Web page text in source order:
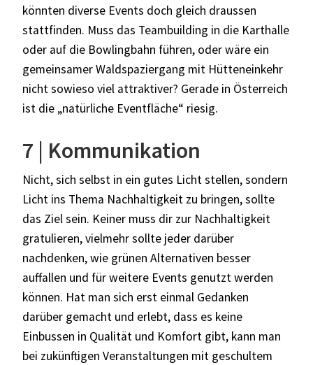
könnten diverse Events doch gleich draussen
stattfinden. Muss das Teambuilding in die Karthalle
oder auf die Bowlingbahn führen, oder wäre ein
gemeinsamer Waldspaziergang mit Hütteneinkehr
nicht sowieso viel attraktiver? Gerade in Österreich
ist die „natürliche Eventfläche“ riesig.
7 | Kommunikation
Nicht, sich selbst in ein gutes Licht stellen, sondern
Licht ins Thema Nachhaltigkeit zu bringen, sollte
das Ziel sein. Keiner muss dir zur Nachhaltigkeit
gratulieren, vielmehr sollte jeder darüber
nachdenken, wie grünen Alternativen besser
auffallen und für weitere Events genutzt werden
können. Hat man sich erst einmal Gedanken
darüber gemacht und erlebt, dass es keine
Einbussen in Qualität und Komfort gibt, kann man
bei zukünftigen Veranstaltungen mit geschultem